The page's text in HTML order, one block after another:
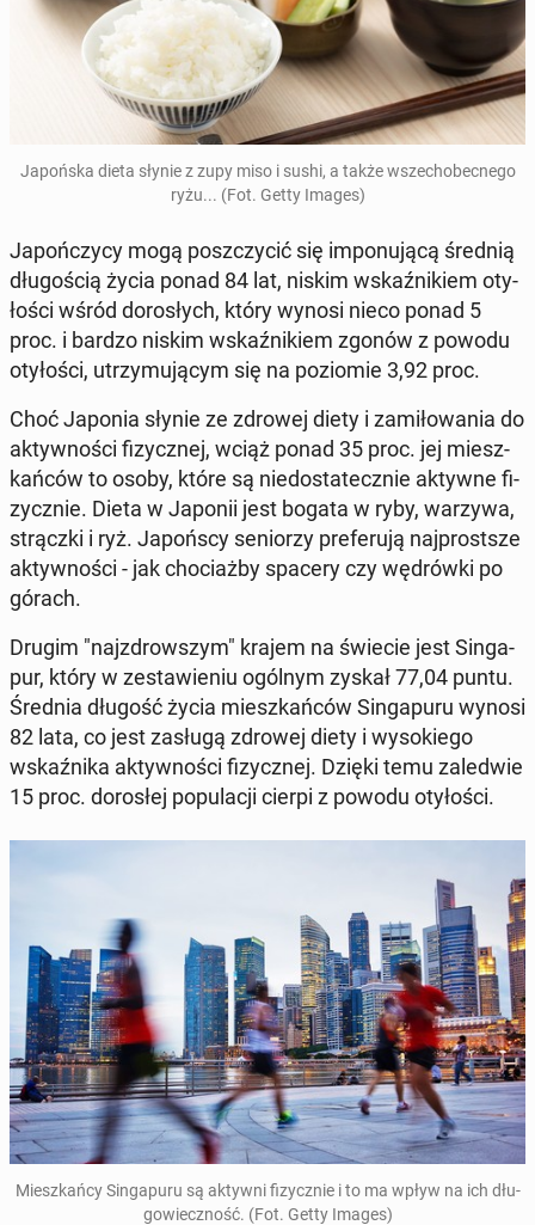
Ja­poń­ska dieta słynie z zupy miso i sushi, a także wszech­obec­ne­go
ryżu... (Fot. Getty Images)
Ja­poń­czy­cy mogą po­szczy­cić się im­po­nu­ją­cą średnią
dłu­go­ścią życia ponad 84 lat, niskim wskaź­ni­kiem oty­
ło­ści wśród do­ro­słych, który wynosi nieco ponad 5
proc. i bardzo niskim wskaź­ni­kiem zgonów z powodu
oty­ło­ści, utrzy­mu­ją­cym się na po­zio­mie 3,92 proc.
Choć Japonia słynie ze zdrowej diety i za­mi­ło­wa­nia do
ak­tyw­no­ści fi­zycz­nej, wciąż ponad 35 proc. jej miesz­
kań­ców to osoby, które są nie­do­sta­tecz­nie aktywne fi­
zycz­nie. Dieta w Japonii jest bogata w ryby, warzywa,
strącz­ki i ryż. Ja­poń­scy se­nio­rzy pre­fe­ru­ją naj­prost­sze
ak­tyw­no­ści - jak cho­ciaż­by spacery czy wę­drów­ki po
górach.
Drugim "naj­zdrow­szym" krajem na świecie jest Sin­ga­
pur, który w ze­sta­wie­niu ogólnym zyskał 77,04 puntu.
Średnia długość życia miesz­kań­ców Sin­ga­pu­ru wynosi
82 lata, co jest zasługą zdrowej diety i wy­so­kie­go
wskaź­ni­ka ak­tyw­no­ści fi­zycz­nej. Dzięki temu za­le­d­wie
15 proc. do­ro­słej po­pu­la­cji cierpi z powodu oty­ło­ści.
Miesz­kań­cy Sin­ga­pu­ru są aktywni fi­zycz­nie i to ma wpływ na ich dłu­
go­wiecz­ność. (Fot. Getty Images)